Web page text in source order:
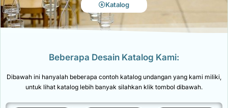
Katalog
Beberapa Desain Katalog Kami:
Dibawah ini hanyalah beberapa contoh katalog undangan yang kami miliki,
untuk lihat katalog lebih banyak silahkan klik tombol dibawah.